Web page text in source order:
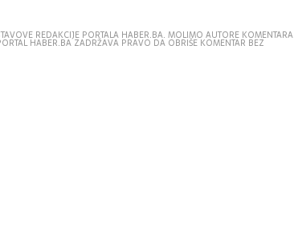
REDAKCIJE PORTALA HABER.BA. MOLIMO AUTORE KOMENTARA
HABER.BA ZADRŽAVA PRAVO DA OBRIŠE KOMENTAR BEZ